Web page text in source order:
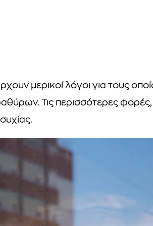
μερικοί λόγοι για τους
Τις περισσότερες φορές,